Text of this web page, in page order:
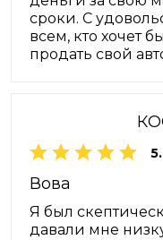
сроки. С
всем, кто хочет
продать свой
Вова
Я был
давали мне